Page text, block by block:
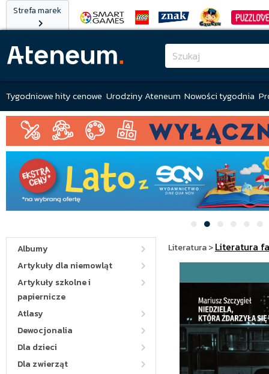
Strefa marek
Tygodniowe hity cenowe Urodziny Ateneum Nowości tygodnia
Albumy
Artykuły dla niemowląt
Artykuły szkolne i
papiernicze
Atlasy
Dewocjonalia
Dla dzieci
Dla zwierząt
Literatura>Literatura